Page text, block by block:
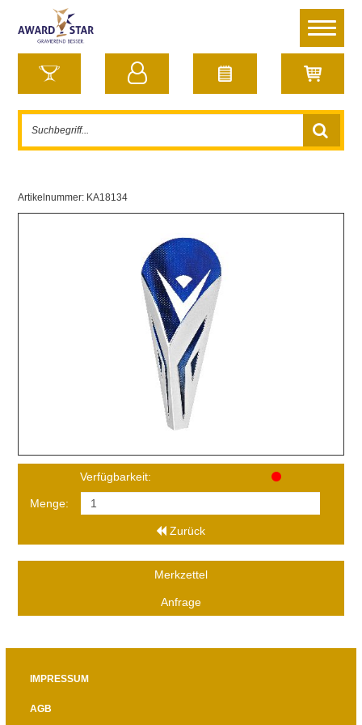
Artikelnummer: KA18134
Verfügbarkeit:
Menge:
Zurück
Merkzettel
Anfrage
IMPRESSUM
AGB